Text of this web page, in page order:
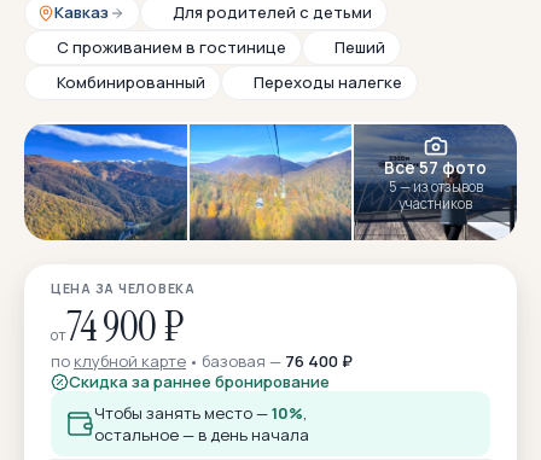
Кавказ
Для родителей с детьми
С проживанием в гостинице
Пеший
Комбинированный
Переходы налегке
Все 57 фото
5 — из отзывов
участников
ЦЕНА ЗА ЧЕЛОВЕКА
от74 900 ₽
по клубной карте базовая — 76 400 ₽
Скидка за раннее бронирование
Чтобы занять место —10%,
остальное — в день начала